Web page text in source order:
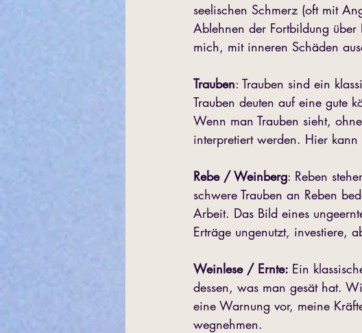
seelischen Schmerz (oft mit
Ablehnen der Fortbildung
mich, mit inneren Schäden
Trauben: Trauben sind ein
Trauben deuten auf eine gute
Wenn man Trauben sieht,
interpretiert werden. Hier
Rebe / Weinberg: Reben
schwere Trauben an Reben
Arbeit. Das Bild eines
Erträge ungenutzt, investiere,
Weinlese / Ernte: Ein
dessen, was man gesät hat.
eine Warnung vor, meine
wegnehmen.